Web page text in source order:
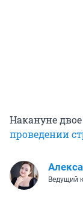
Накануне
проведении
Ведущий